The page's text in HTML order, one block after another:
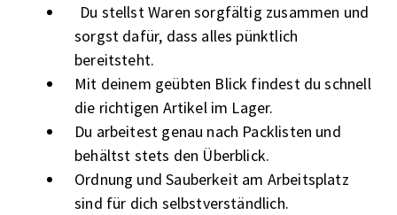
Du stellst Waren sorgfältig zusammen und
sorgst dafür, dass alles pünktlich
bereitsteht.
Mit deinem geübten Blick findest du schnell
die richtigen Artikel im Lager.
Du arbeitest genau nach Packlisten und
behältst stets den Überblick.
Ordnung und Sauberkeit am Arbeitsplatz
sind für dich selbstverständlich.